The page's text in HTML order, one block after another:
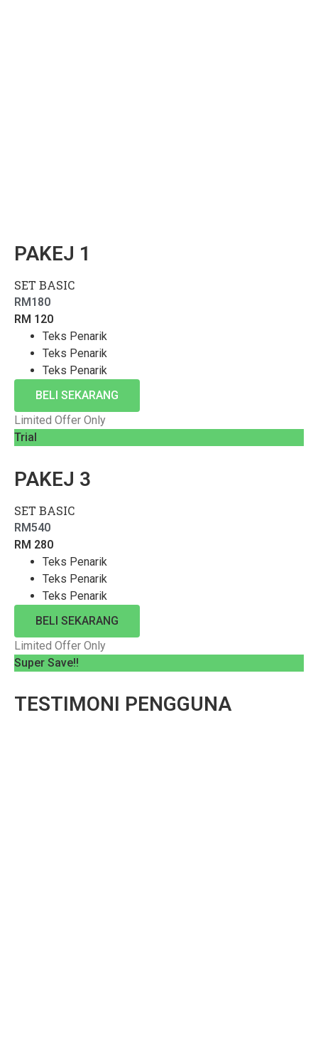
PAKEJ 1
SET BASIC
RM180
RM 120
Teks Penarik
Teks Penarik
Teks Penarik
BELI SEKARANG
Limited Offer Only
Trial
PAKEJ 3
SET BASIC
RM540
RM 280
Teks Penarik
Teks Penarik
Teks Penarik
BELI SEKARANG
Limited Offer Only
Super Save!!
TESTIMONI PENGGUNA